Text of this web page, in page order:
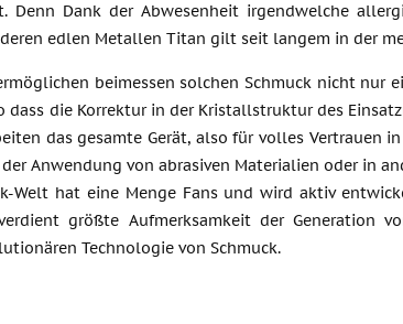
Denn Dank der Abwesenheit irgendwelche
edlen Metallen Titan gilt seit langem in der
beimessen solchen Schmuck nicht nur
dass die Korrektur in der Kristallstruktur des
das gesamte Gerät, also für volles Vertrauen
Anwendung von abrasiven Materialien oder in
Welt hat eine Menge Fans und wird aktiv
größte Aufmerksamkeit der Generation
Technologie von Schmuck.